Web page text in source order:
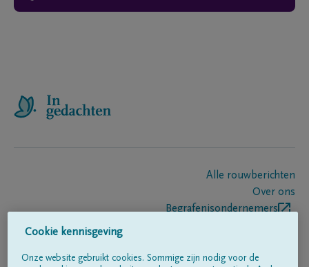
Alle rouwberichten
Over ons
Begrafenisondernemers
Cookie kennisgeving
Onze website gebruikt cookies. Sommige zijn nodig voor de